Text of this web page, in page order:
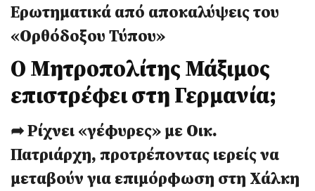
Ερωτηματικά από αποκαλύψεις του
«Ορθόδοξου Τύπου»
Ο Μητροπολίτης Μάξιμος
επιστρέφει στη Γερμανία;
➦ Ρίχνει «γέφυρες» με Οικ.
Πατριάρχη, προτρέποντας ιερείς να
μεταβούν για επιμόρφωση στη Χάλκη